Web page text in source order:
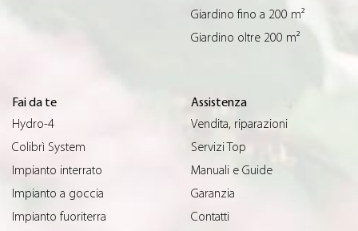
Giardino fino a 200 m²
Giardino oltre 200 m²
Fai da te
Hydro-4
Colibrì System
Impianto interrato
Impianto a goccia
Impianto fuoriterra
Assistenza
Vendita, riparazioni
Servizi Top
Manuali e Guide
Garanzia
Contatti